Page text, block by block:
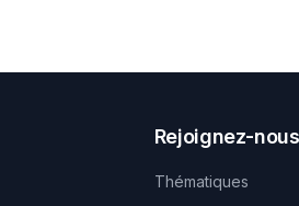
Rejoignez-nous
Thématiques